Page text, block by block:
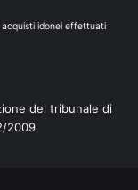
acquisti idonei effettuati
del tribunale di
2009